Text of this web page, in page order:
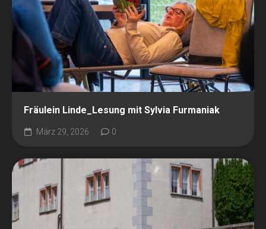
Fräulein Linde_Lesung mit Sylvia Furmaniak
März 29, 2026 0